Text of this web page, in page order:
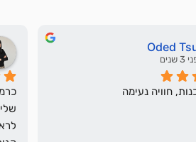
Oded
שנים
חוויה נעימה